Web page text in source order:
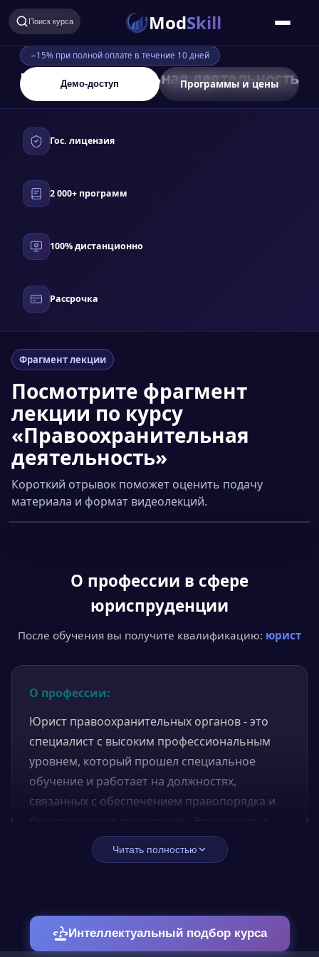
ModSkill
Поиск курса
−15% при полной оплате в течение 10 дней
Правоохранительная деятельность
Демо-доступ Программы и цены
Гос. лицензия
2 000+ программ
100% дистанционно
Рассрочка
Фрагмент лекции
Посмотрите фрагмент
лекции по курсу
«Правоохранительная
деятельность»
Короткий отрывок поможет оценить подачу
материала и формат видеолекций.
О профессии в сфере
юриспруденции
После обучения вы получите квалификацию: юрист
О профессии:
Юрист правоохранительных органов - это
специалист с высоким профессиональным
уровнем, который прошел специальное
обучение и работает на должностях,
связанных с обеспечением правопорядка и
ответственная профессия, которая требует от
специалиста не только глубоких знаний в
дисциплины, быть готовым к сложным и
непредсказуемым ситуациям.
Читать полностью
Интеллектуальный подбор курса